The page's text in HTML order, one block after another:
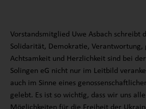
Vorstandsmitglied Uwe Asbach schreibt
Solidarität, Demokratie, Verantwortung,
Achtsamkeit und Herzlichkeit sind bei
Solingen eG nicht nur im Leitbild
auch im Sinne eines
gelebt. Es ist so wichtig, dass wir uns
Möglichkeiten für die Freiheit der